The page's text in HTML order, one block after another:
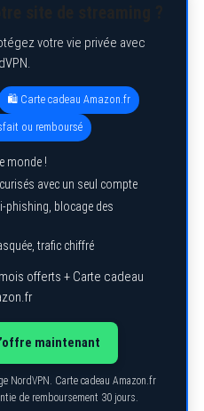
votre vie privée avec
🛍️ Carte cadeau Amazon.fr
ou remboursé
monde !
avec un seul compte
phishing, blocage des
trafic chiffré
offerts + Carte cadeau
maintenant
NordVPN. Carte cadeau Amazon.fr
de remboursement 30 jours.